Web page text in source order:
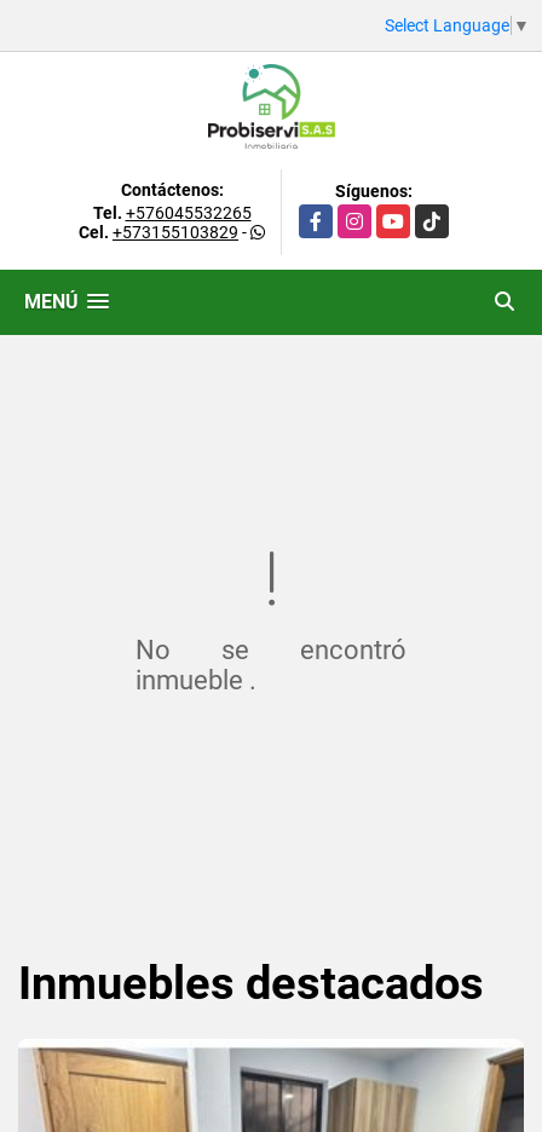
Select Language ▼
Contáctenos:
Tel. +576045532265
Cel. +573155103829 -
Síguenos:
FacebookInstagramYouTubeTikTok
MENÚ
No se encontró
inmueble .
Inmuebles destacados